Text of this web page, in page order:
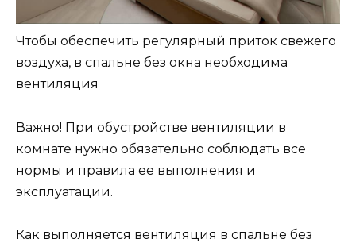
Чтобы обеспечить регулярный приток свежего
воздуха, в спальне без окна необходима
вентиляция
Важно! При обустройстве вентиляции в
комнате нужно обязательно соблюдать все
нормы и правила ее выполнения и
эксплуатации.
Как выполняется вентиляция в спальне без